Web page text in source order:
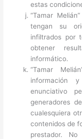
estas
“Tamar
tengan su
infiltrados por
obtener
informático.
“Tamar
información
enunciativo
generadores
cualesquiera
contenidos de
prestador.